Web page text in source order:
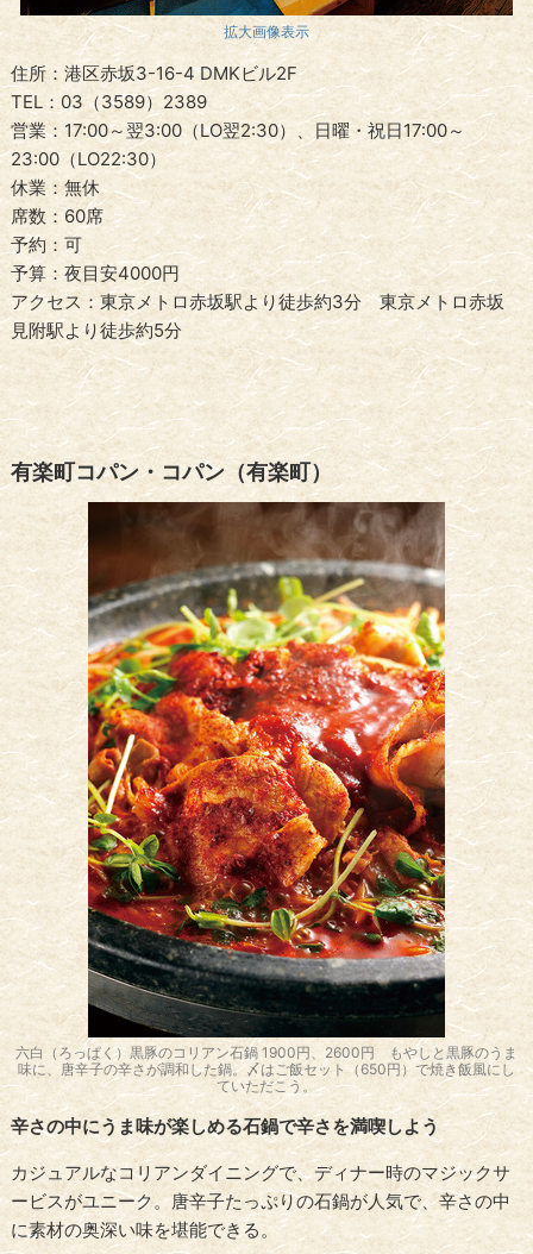
拡大画像表示
住所：港区赤坂3-16-4 DMKビル2F
TEL：03（3589）2389
営業：17:00～翌3:00（LO翌2:30）、日曜・祝日17:00～
23:00（LO22:30）
休業：無休
席数：60席
予約：可
予算：夜目安4000円
アクセス：東京メトロ赤坂駅より徒歩約3分 東京メトロ赤坂
見附駅より徒歩約5分
有楽町コパン・コパン（有楽町）
六白（ろっぱく）黒豚のコリアン石鍋 1900円、2600円 もやしと黒豚のうま
味に、唐辛子の辛さが調和した鍋。〆はご飯セット（650円）で焼き飯風にし
ていただこう。
辛さの中にうま味が楽しめる石鍋で辛さを満喫しよう
カジュアルなコリアンダイニングで、ディナー時のマジックサ
ービスがユニーク。唐辛子たっぷりの石鍋が人気で、辛さの中
に素材の奥深い味を堪能できる。